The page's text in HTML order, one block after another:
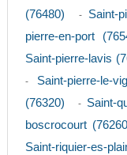
(76480)
- Saint-
pierre-en-port
Saint-pierre-lavis
- Saint-pierre-le-
(76320)
- Saint-
boscrocourt
Saint-riquier-es-